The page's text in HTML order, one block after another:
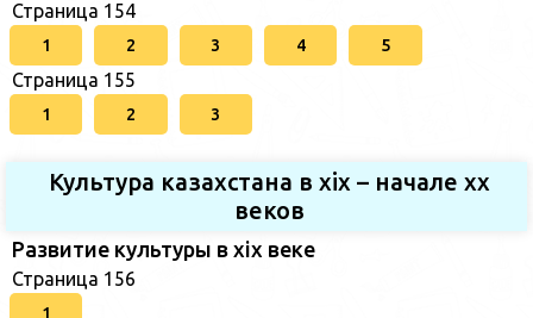
Страница 154
1 2 3 4 5
Страница 155
1 2 3
Культура казахстана в xix – начале хх
веков
Развитие культуры в xix веке
Страница 156
1